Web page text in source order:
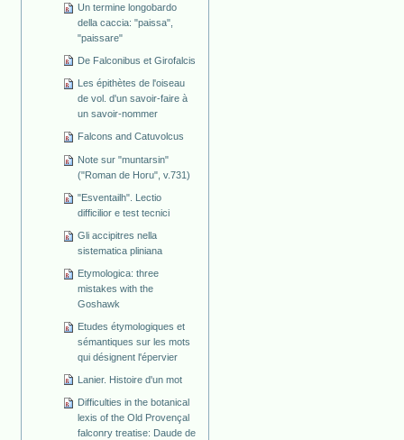
Un termine longobardo
della caccia: "paissa",
"paissare"
De Falconibus et Girofalcis
Les épithètes de l'oiseau
de vol. d'un savoir-faire à
un savoir-nommer
Falcons and Catuvolcus
Note sur "muntarsin"
("Roman de Horu", v.731)
"Esventailh". Lectio
difficilior e test tecnici
Gli accipitres nella
sistematica pliniana
Etymologica: three
mistakes with the
Goshawk
Etudes étymologiques et
sémantiques sur les mots
qui désignent l'épervier
Lanier. Histoire d'un mot
Difficulties in the botanical
lexis of the Old Provençal
falconry treatise: Daude de